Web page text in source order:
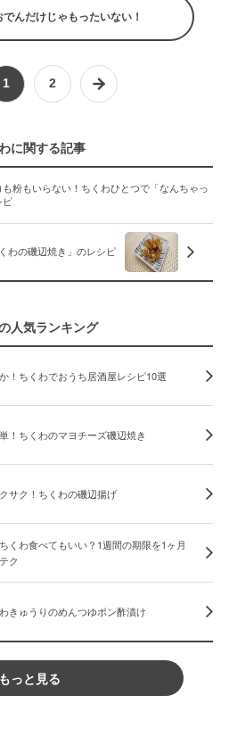
でんだけじゃもったいない！
1 2
に関する記事
粉もいらない！ちくわひとつで「なんちゃっ
ピ
わの磯辺焼き」のレシピ
人気ランキング
！ちくわでおうち居酒屋レシピ10選
！ちくわのマヨチーズ磯辺焼き
サク！ちくわの磯辺揚げ
くわ食べてもいい？1週間の期限を1ヶ月
ク
きゅうりのめんつゆポン酢漬け
もっと見る